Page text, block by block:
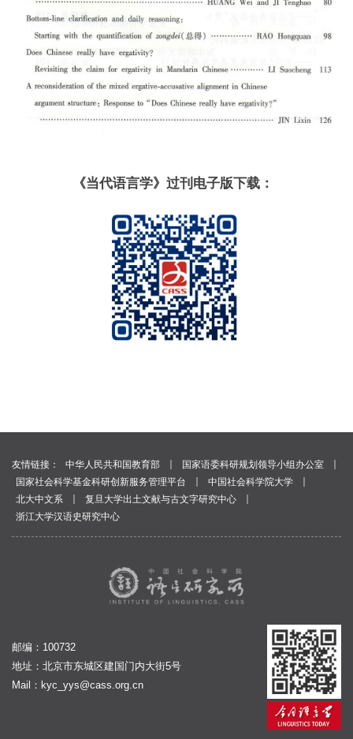
《当代语言学》过刊电子版下载：
友情链接： 中华人民共和国教育部 ｜ 国家语委科研规划领导小组办公室
｜
国家社会科学基金科研创新服务管理平台
｜ 中国社会科学院大学
｜
北大中文系
｜ 复旦大学出土文献与古文字研究中心
｜
浙江大学汉语史研究中心
邮编：100732
地址：北京市东城区建国门内大街5号
Mail： kyc_yys@cass.org.cn